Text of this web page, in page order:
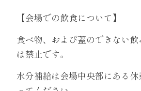
【会場での飲食について】
食べ物、および蓋のできない
は禁止です。
水分補給は会場中央部にある